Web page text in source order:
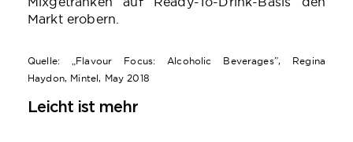
Markt erobern.
Quelle: „Flavour Focus: Alcoholic Beverages”, Regina
Haydon, Mintel, May 2018
Leicht ist mehr